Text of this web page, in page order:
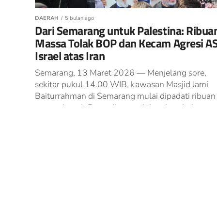
DAERAH 5 bulan ago
Dari Semarang untuk Palestina:
Massa Tolak BOP dan Kecam Agresi
Israel atas Iran
Semarang, 13 Maret 2026 — Menjelang sore,
sekitar pukul 14.00 WIB, kawasan Masjid Jami
Baiturrahman di Semarang mulai dipadati ribuan
massa. Langit Ramadhan perlahan berubah